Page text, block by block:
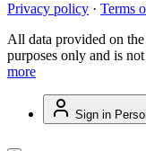
Privacy policy · Terms
All data provided on
purposes only and is
more
Sign in